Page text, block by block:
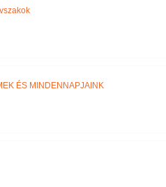
ÉS MINDENNAPJAINK